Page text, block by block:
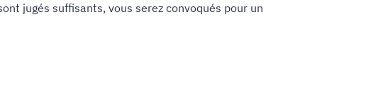
jugés suffisants, vous serez convoqués pour un